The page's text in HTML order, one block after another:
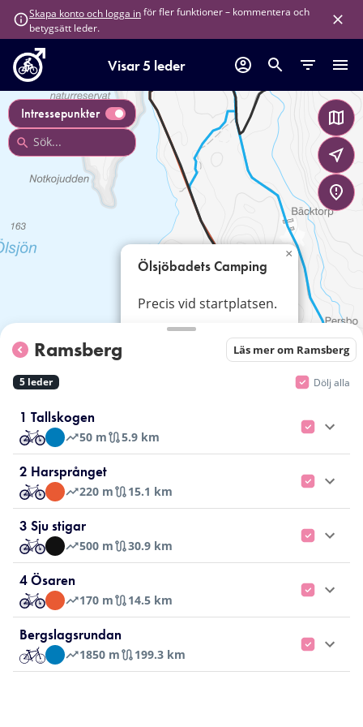
Skapa konto och logga inför fler funktioner – kommentera och
betygsätt leder.
Visar 5 leder
Intressepunkter
Ölsjöbadets Camping
Precis vid startplatsen.
×
Ramsberg Läs mer om Ramsberg
5 leder Dölj alla
1 Tallskogen
50 m 5.9 km
2 Harsprånget
220 m 15.1 km
3 Sju stigar
500 m 30.9 km
4 Ösaren
170 m 14.5 km
Bergslagsrundan
1850 m 199.3 km